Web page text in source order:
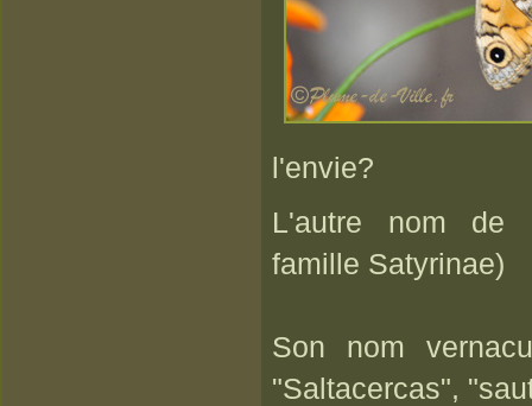
l'envie?
L'autre nom
famille Satyrinae)
Son nom
"Saltacercas",